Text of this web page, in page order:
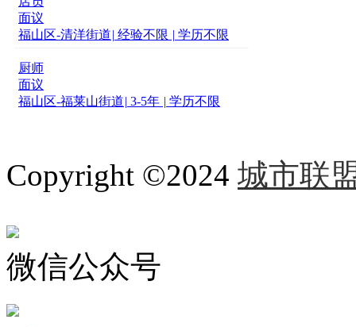
面议
福山区-清洋街道| 经验不限 | 学历不限
厨师
面议
福山区-福莱山街道| 3-5年 | 学历不限
Copyright ©2024 城市联
微信公众号